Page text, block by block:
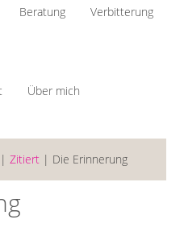
Beratung Verbitterung
Über mich
|Zitiert | Die Erinnerung